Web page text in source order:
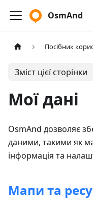
OsmAnd
Посібник
Зміст цієї сторінки
Мої дані
OsmAnd дозволяє
даними, такими як
інформація та
Мапи та